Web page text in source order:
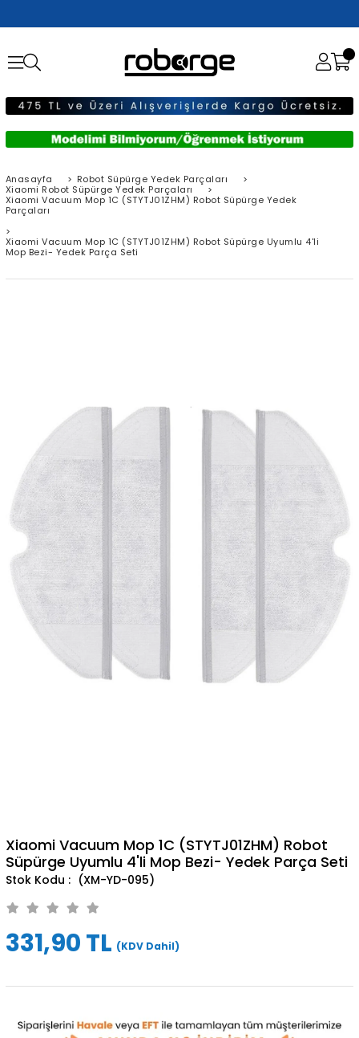
Anasayfa > Robot Süpürge Yedek Parçaları
>
Xiaomi Robot Süpürge Yedek Parçaları
>
Xiaomi Vacuum Mop 1C (STYTJ01ZHM) Robot Süpürge Yedek
Parçaları
>
Xiaomi Vacuum Mop 1C (STYTJ01ZHM) Robot Süpürge Uyumlu 4'li
Mop Bezi- Yedek Parça Seti
Xiaomi Vacuum Mop 1C (STYTJ01ZHM) Robot
Süpürge Uyumlu 4'li Mop Bezi- Yedek Parça Seti
(XM-YD-095)
331,90 TL (KDV Dahil)